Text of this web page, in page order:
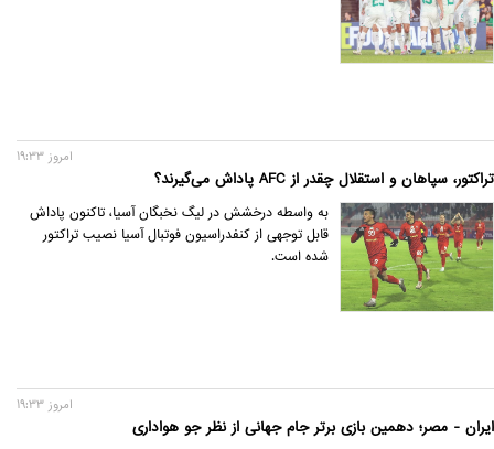
تراکتور، سپاهان و استقلال چقدر از AFC پاداش می‌گیرند؟
امروز 19:33
به واسطه درخشش در لیگ نخبگان آسیا، تاکنون پاداش
قابل توجهی از کنفدراسیون فوتبال آسیا نصیب تراکتور
شده است.
ایران - مصر؛ دهمین بازی برتر جام جهانی از نظر جو هواداری
امروز 19:33